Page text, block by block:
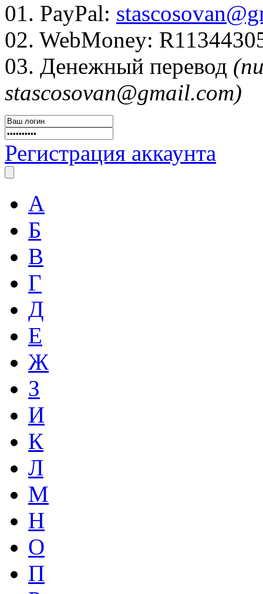
01. PayPal:
02. WebMoney:
03. Денежный перевод
stascosovan@gmail.com)
Регистрация аккаунта
А
Б
В
Г
Д
Е
Ж
З
И
К
Л
М
Н
О
П